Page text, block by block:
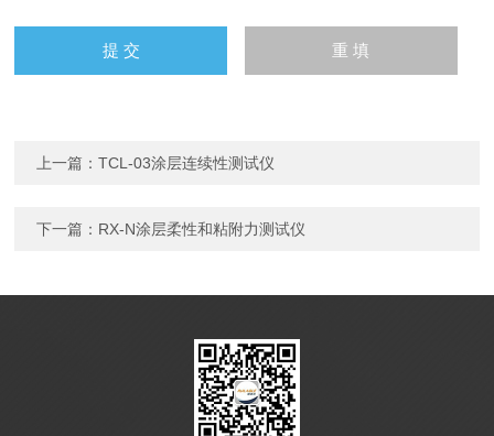
上一篇：TCL-03涂层连续性测试仪
下一篇： RX-N涂层柔性和粘附力测试仪